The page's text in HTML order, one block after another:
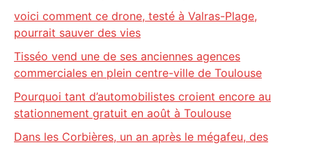
voici comment ce drone, testé à Valras-Plage,
pourrait sauver des vies
Tisséo vend une de ses anciennes agences
commerciales en plein centre-ville de Toulouse
Pourquoi tant d’automobilistes croient encore au
stationnement gratuit en août à Toulouse
Dans les Corbières, un an après le mégafeu, des